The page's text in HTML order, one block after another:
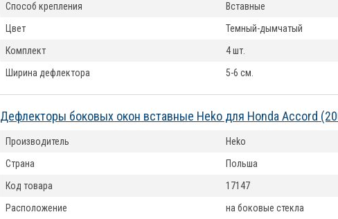
Способ крепления
Вставные
Цвет
Темный-дымчатый
Комплект
4 шт.
Ширина дефлектора
5-6 см.
Дефлекторы боковых окон вставные Heko для Honda Accord
Производитель
Heko
Страна
Польша
Код товара
17147
Расположение
на боковые стекла